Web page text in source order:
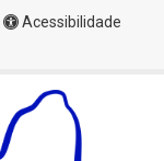
Acessibilidade